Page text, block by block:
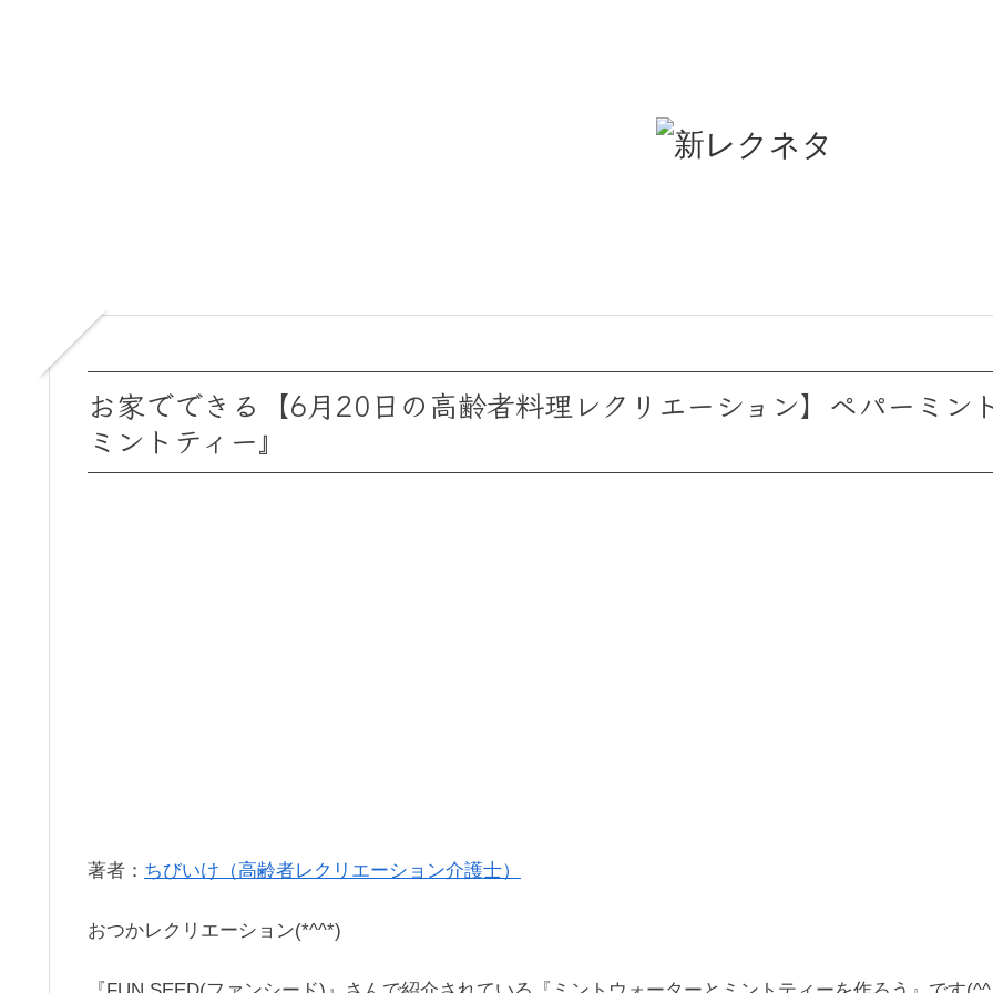
お家でできる【6月20日の高齢者料理レクリエーション】ペパーミン
ミントティー』
著者： ちびいけ（高齢者レクリエーション介護士）
おつかレクリエーション(*^^*)